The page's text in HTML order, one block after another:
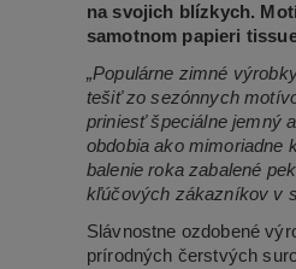
na svojich blízkych.
samotnom papieri
„Populárne zimné
tešiť zo sezónnych
priniesť špeciálne jemný
obdobia ako mimoriadne
balenie roka zabalené
kľúčových zákazníkov v
Slávnostne ozdobené
prírodných čerstvých